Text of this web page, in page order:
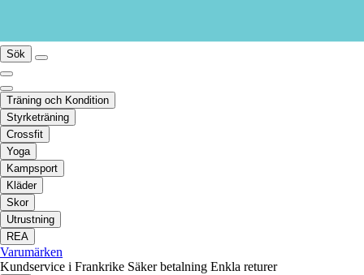
Sök
Träning och Kondition
Styrketräning
Crossfit
Yoga
Kampsport
Kläder
Skor
Utrustning
REA
Varumärken
Kundservice i Frankrike Säker betalning Enkla returer